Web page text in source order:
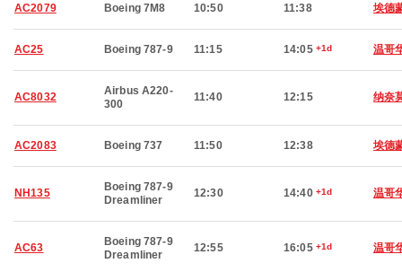
AC2079 Boeing 7M8 10:50 11:38 埃德
AC25 Boeing 787-9 11:15 14:05 +1d 温哥
AC8032
Airbus A220-
300
11:40 12:15 纳奈
AC2083 Boeing 737 11:50 12:38 埃德
NH135
Boeing 787-9
Dreamliner
12:30 14:40 +1d 温哥
AC63
Boeing 787-9
Dreamliner
12:55 16:05 +1d 温哥